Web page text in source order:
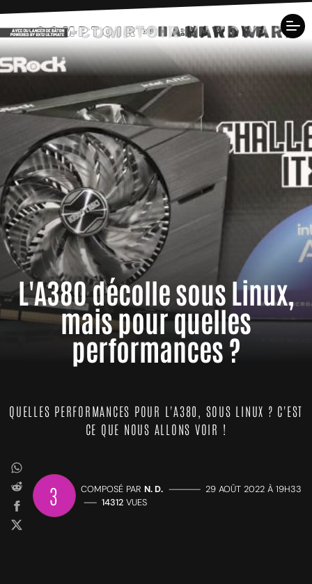
L'A380 décolle sous Linux,
mais pour quelles
performances ?
QUELLES PERFORMANCES POUR L'A380, SOUS LINUX ? C'EST
CE QUE NOUS ALLONS VOIR !
3 COMPOSÉ PAR N. D. ————— 29 AOÛT 2022 À 19H33
—— 14312 VUES